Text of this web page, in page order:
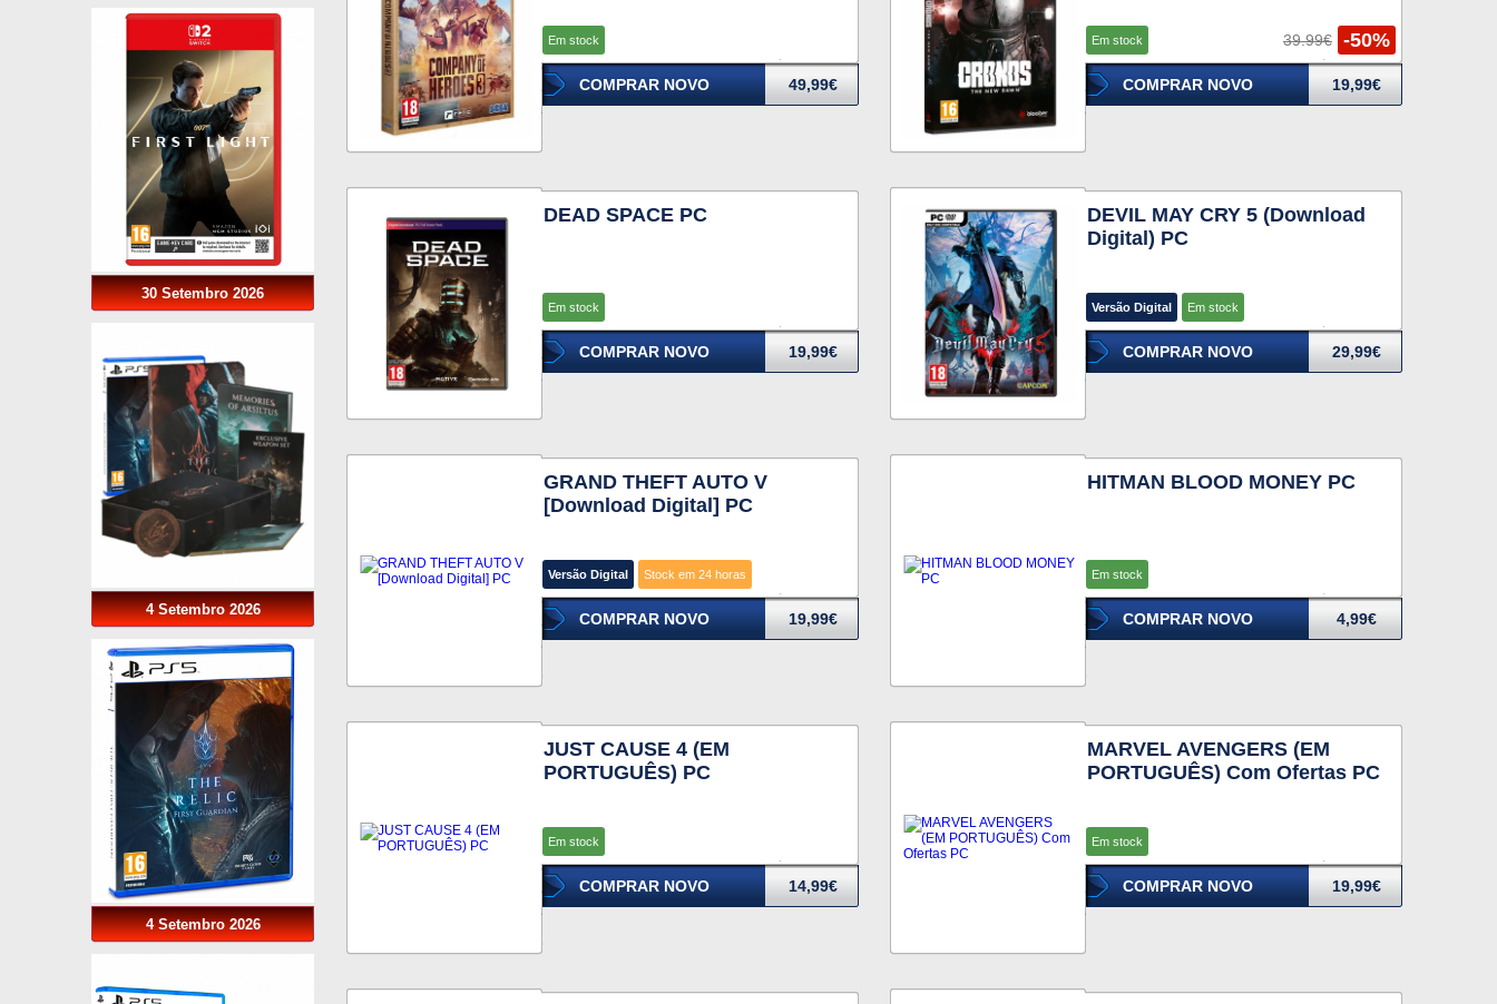
30 Setembro 2026
4 Setembro 2026
4 Setembro 2026
Em stock
COMPRAR NOVO 49,99€
Em stock 39.99€ -50%
COMPRAR NOVO 19,99€
DEAD SPACE PC
Em stock
COMPRAR NOVO 19,99€
DEVIL MAY CRY 5 (Download
Digital) PC
Versão Digital Em stock
COMPRAR NOVO 29,99€
GRAND THEFT AUTO V
[Download Digital] PC
Versão Digital Stock em 24 horas
COMPRAR NOVO 19,99€
HITMAN BLOOD MONEY PC
Em stock
COMPRAR NOVO 4,99€
JUST CAUSE 4 (EM
PORTUGUÊS) PC
Em stock
COMPRAR NOVO 14,99€
MARVEL AVENGERS (EM
PORTUGUÊS) Com Ofertas PC
Em stock
COMPRAR NOVO 19,99€